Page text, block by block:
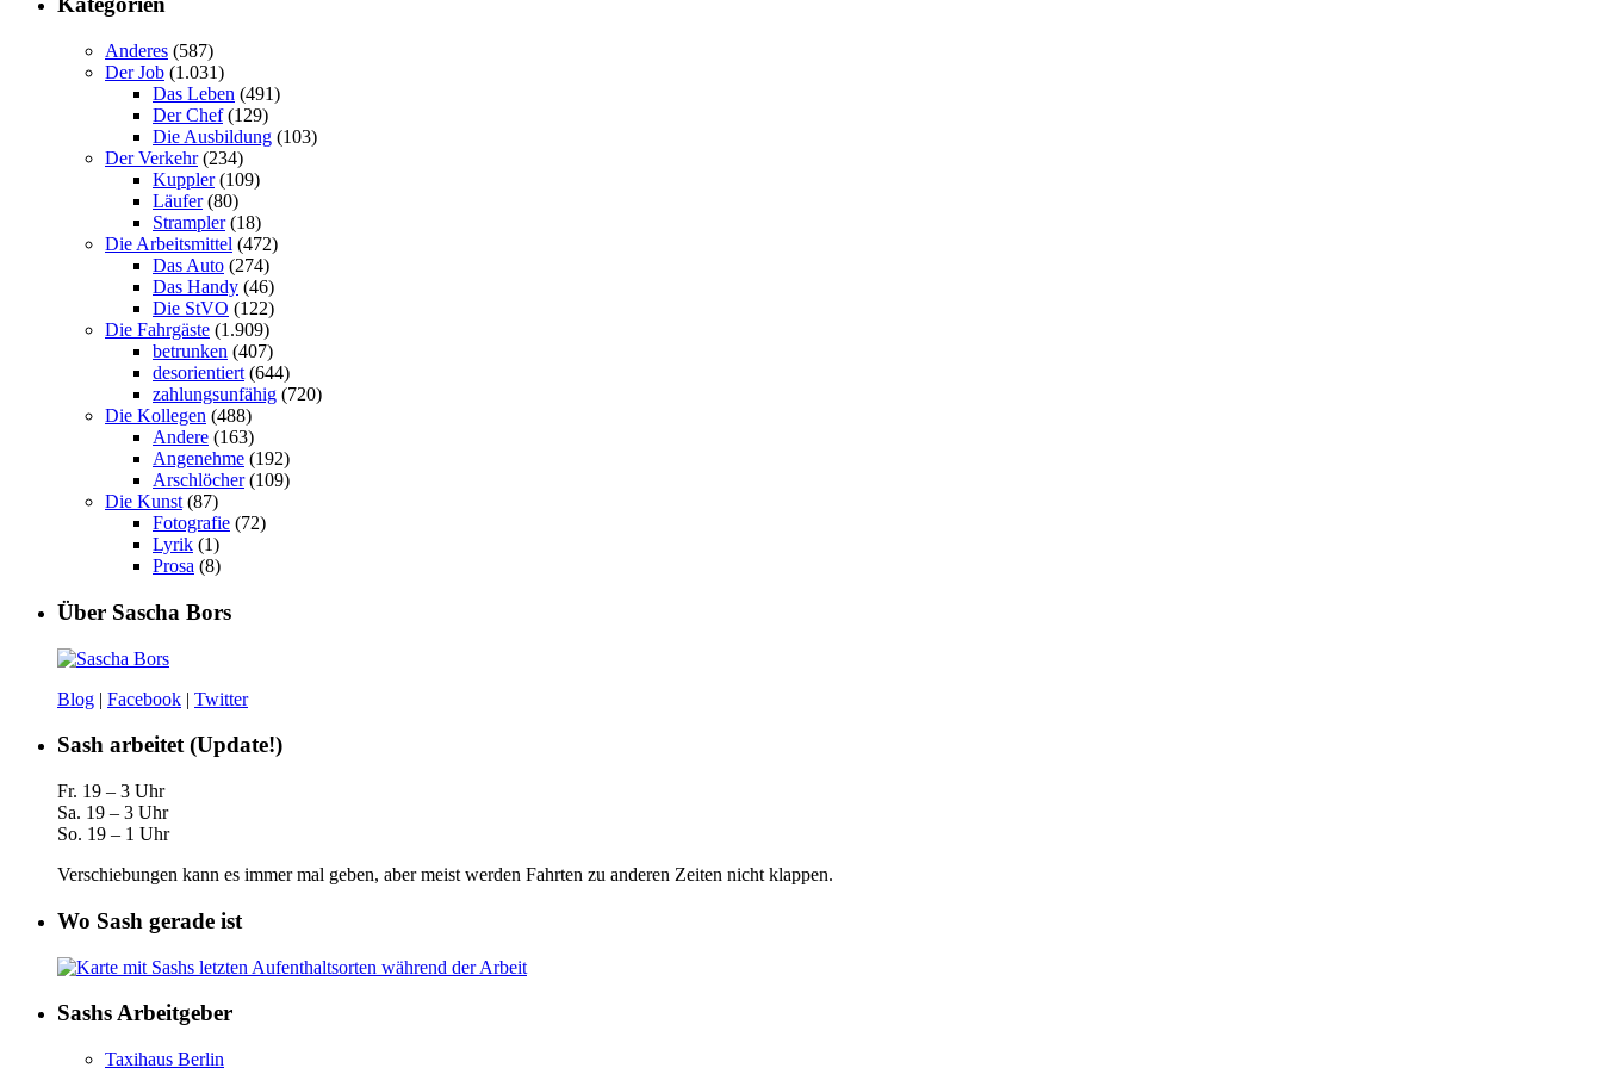
Anderes (587)
Der Job (1.031)
Das Leben (491)
Der Chef(129)
Die Ausbildung (103)
Der Verkehr(234)
Kuppler(109)
Läufer(80)
Strampler(18)
Die Arbeitsmittel (472)
Das Auto (274)
Das Handy (46)
Die StVO (122)
Die Fahrgäste (1.909)
betrunken (407)
desorientiert (644)
zahlungsunfähig (720)
Die Kollegen (488)
Andere (163)
Angenehme (192)
Arschlöcher(109)
Die Kunst (87)
Fotografie (72)
Lyrik (1)
Prosa (8)
Über Sascha Bors
Blog | Facebook | Twitter
Sash arbeitet (Update!)
Fr. 19 – 3 Uhr
Sa. 19 – 3 Uhr
So. 19 – 1 Uhr
Verschiebungen kann es immer mal geben, aber meist werden Fahrten zu anderen Zeiten nicht klappen.
Wo Sash gerade ist
Sashs Arbeitgeber
Taxihaus Berlin